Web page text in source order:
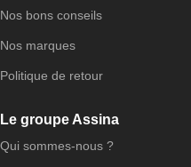
Le groupe Assina
Qui sommes-nous ?
Nos bons conseils
Nos marques
Politique de retour